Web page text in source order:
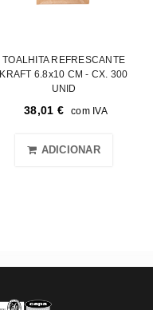
TOALHITA REFRESCANTE
KRAFT 6.8x10 CM - CX. 300
UNID
38,01 € com IVA
ADICIONAR